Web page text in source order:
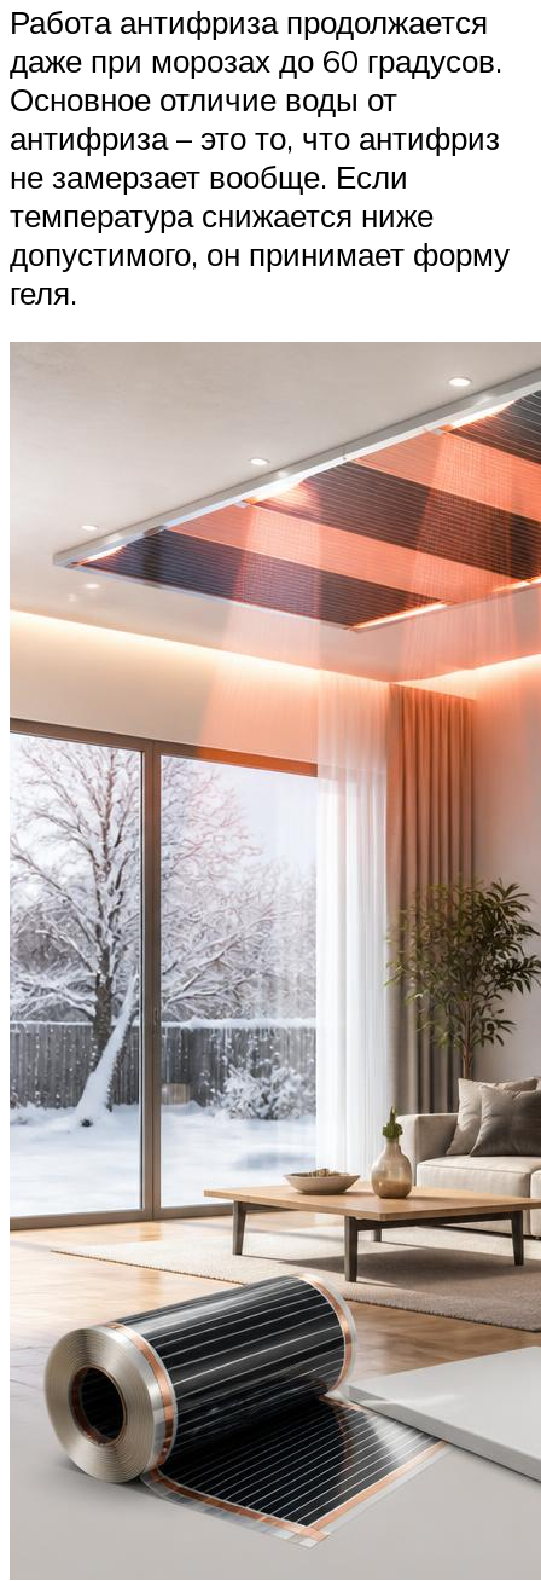
Работа антифриза продолжается
даже при морозах до 60 градусов.
Основное отличие воды от
антифриза – это то, что антифриз
не замерзает вообще. Если
температура снижается ниже
допустимого, он принимает форму
геля.